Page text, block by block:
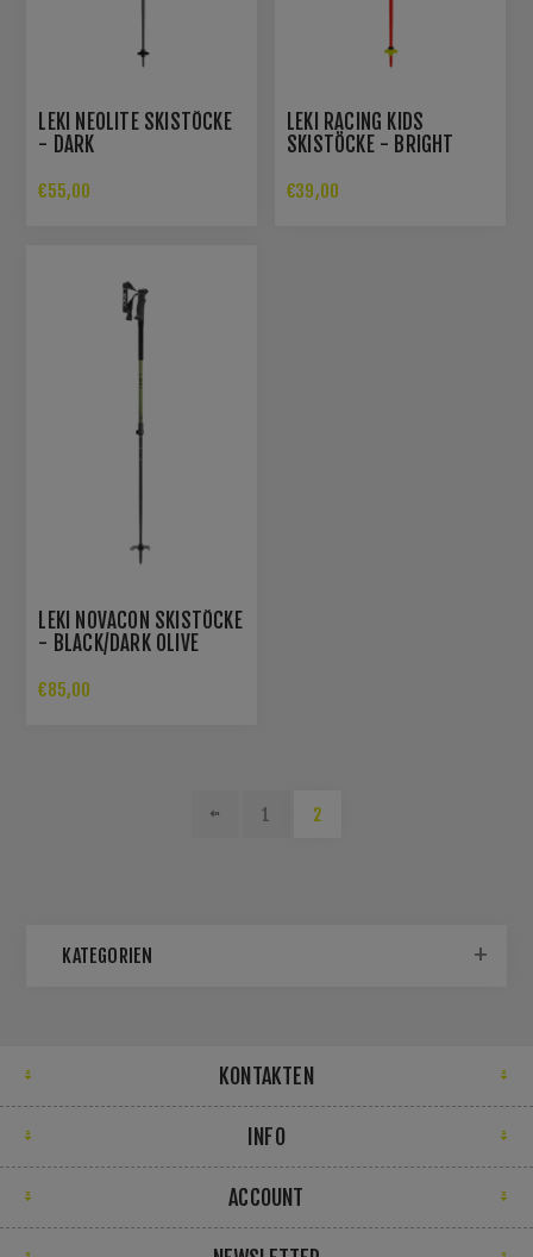
LEKI NEOLITE SKISTÖCKE
- DARK
€55,00
LEKI RACING KIDS
SKISTÖCKE - BRIGHT
€39,00
LEKI NOVACON SKISTÖCKE
- BLACK/DARK OLIVE
€85,00
1 2
KATEGORIEN
KONTAKTEN
INFO
ACCOUNT